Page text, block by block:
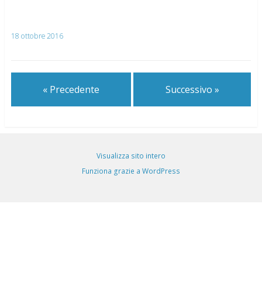
18 ottobre 2016
« Precedente Successivo »
Visualizza sito intero
Funziona grazie a WordPress